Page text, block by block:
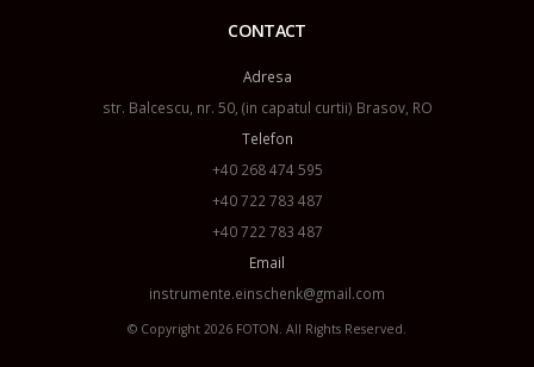
CONTACT
Adresa
str. Balcescu, nr. 50, (in capatul curtii) Brasov, RO
Telefon
+40 268 474 595
+40 722 783 487
+40 722 783 487
Email
instrumente.einschenk@gmail.com
© Copyright 2026 FOTON. All Rights Reserved.